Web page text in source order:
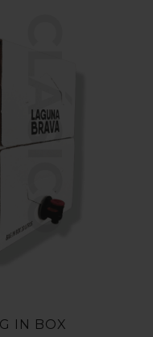
CLÁSICO
IN BOX